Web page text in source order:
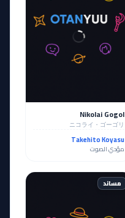
Nikolai Gogol
ニコライ・ゴーゴリ
Takehito Koyasu
مؤدي الصوت
مساند